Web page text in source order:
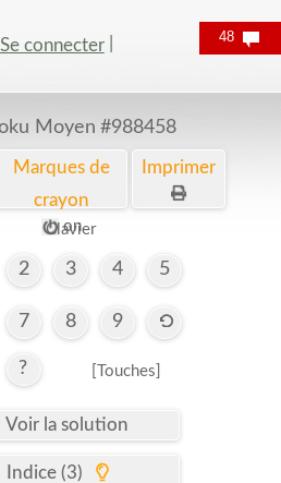
Se connecter
Moyen #988458
Marques de
crayon
on
Imprimer
Clavier
2 3 4 5
7 8 9
? [Touches]
Voir la solution
Indice (3)
48